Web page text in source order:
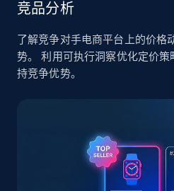
URL, Title, Available,
price, Final price, Discount
667+
竞品分析
了解竞争对手电商平台上的价格
势。 利用可执行洞察优化定价
持竞争优势。